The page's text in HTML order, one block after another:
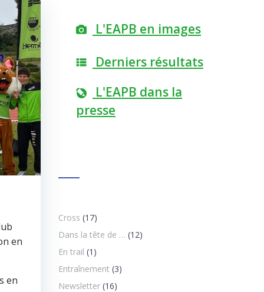
en
en
L'EAPB en images
Derniers résultats
L'EAPB dans la
presse
Cross (17)
Dans la tête de … (12)
En trail (1)
Entraînement (3)
Newsletter (16)